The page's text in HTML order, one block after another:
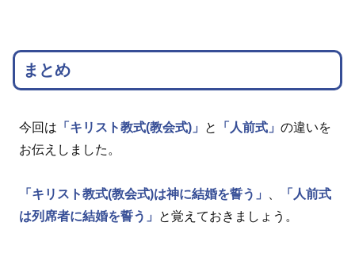
まとめ
今回は 「キリスト教式(教会式)」 と 「人前式」 の違いを
お伝えしました。
「キリスト教式(教会式)は神に結婚を誓う」
「人前式
は列席者に結婚を誓う」
と覚えておきましょう。